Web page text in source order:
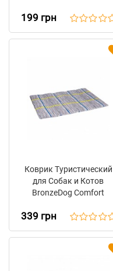
199 грн
Коврик Туристический
для Собак и Котов
BronzeDog Comfort
339 грн